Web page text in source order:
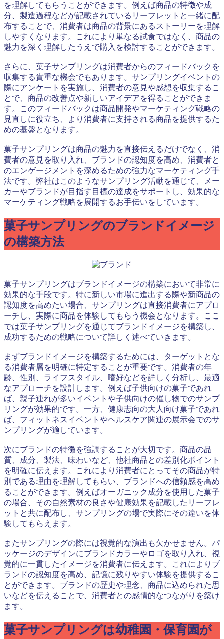
を理解してもらうことができます。例えば商品の特徴や成
分、製造過程などが記載されているリーフレットと一緒に配
布することで、消費者は商品の背景にあるストーリーを理解
しやすくなります。これにより単なる試食ではなく、商品の
魅力を深く理解したうえで購入を検討することができます。
さらに、菓子サンプリングは消費者からのフィードバックを
収集する貴重な機会でもあります。サンプリングイベントの
際にアンケートを実施し、消費者の意見や感想を収集するこ
とで、商品の改善点や新しいアイデアを得ることができま
す。このフィードバックは商品開発やマーケティング戦略の
見直しに役立ち、より消費者に支持される商品を提供するた
めの基盤となります。
菓子サンプリングは商品の魅力を直接伝えるだけでなく、消
費者の意見を取り入れ、ブランドの認知度を高め、消費者と
のエンゲージメントを深めるための強力なマーケティング手
法です。弊社はこのようなサンプリング活動を通じて、メー
カーやブランドが目指す目標の達成をサポートし、効果的な
マーケティング戦略を展開するお手伝いをしています。
菓子サンプリングのブランドイメージ
の構築方法
菓子サンプリングはブランドイメージの構築において非常に
効果的な手段です。特に新しい市場に進出する際や新商品の
認知度を高めたい場合、サンプリングは直接消費者にアプロ
ーチし、実際に商品を体験してもらう機会となります。ここ
では菓子サンプリングを通じてブランドイメージを構築し、
成功するための戦略について詳しく述べていきます。
まずブランドイメージを構築するためには、ターゲットとな
る消費者層を明確に特定することが重要です。消費者の年
齢、性別、ライフスタイル、嗜好などを詳しく分析し、最適
なアプローチを設計します。例えば子供向けの菓子であれ
ば、親子連れが多いイベントや子供向けの催し物でのサンプ
リングが効果的です。一方、健康志向の大人向け菓子であれ
ば、フィットネスイベントやヘルスケア関連の展示会でのサ
ンプリングが適しています。
次にブランドの特徴を強調することが大切です。商品の品
質、成分、製法、味わいなど、他社商品との差別化ポイント
を明確に伝えます。これにより消費者にとってその商品が特
別である理由を理解してもらい、ブランドへの信頼感を高め
ることができます。例えばオーガニック成分を使用した菓子
の場合、その自然素材の良さや健康効果を記載したリーフレ
ットと共に配布し、サンプリングの場で実際にその違いを体
験してもらえます。
またサンプリングの際には視覚的な演出も欠かせません。パ
ッケージのデザインにブランドカラーやロゴを取り入れ、視
覚的に一貫したイメージを消費者に伝えます。これによりブ
ランドの認知度を高め、記憶に残りやすい体験を提供するこ
とができます。ブランドの歴史や理念、商品に込められた思
いなどを伝えることで、消費者との感情的なつながりを築け
ます。
菓子サンプリングは幼稚園・保育園が